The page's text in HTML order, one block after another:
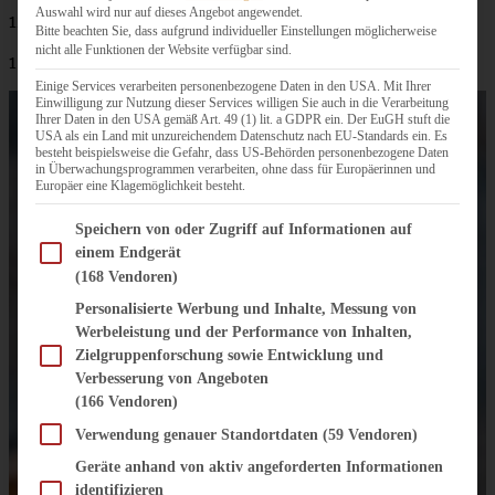
120 g Zucker
1 Esslöffel Zimt
Auswahl wird nur auf dieses Angebot angewendet.
Bitte beachten Sie, dass aufgrund individueller Einstellungen möglicherweise
nicht alle Funktionen der Website verfügbar sind.
Einige Services verarbeiten personenbezogene Daten in den USA. Mit Ihrer
Einwilligung zur Nutzung dieser Services willigen Sie auch in die Verarbeitung
Ihrer Daten in den USA gemäß Art. 49 (1) lit. a GDPR ein. Der EuGH stuft die
USA als ein Land mit unzureichendem Datenschutz nach EU-Standards ein. Es
besteht beispielsweise die Gefahr, dass US-Behörden personenbezogene Daten
in Überwachungsprogrammen verarbeiten, ohne dass für Europäerinnen und
Europäer eine Klagemöglichkeit besteht.
Im Folgenden finden Sie eine Liste der Zwecke des IAB Transparency and Consent
Speichern von oder Zugriff auf Informationen auf
einem Endgerät
(168 Vendoren)
Personalisierte Werbung und Inhalte, Messung von
Werbeleistung und der Performance von Inhalten,
Zielgruppenforschung sowie Entwicklung und
Verbesserung von Angeboten
(166 Vendoren)
Verwendung genauer Standortdaten (59 Vendoren)
Geräte anhand von aktiv angeforderten Informationen
identifizieren